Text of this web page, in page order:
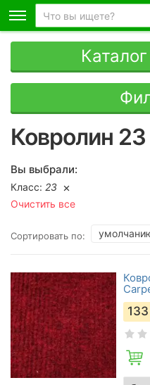
Ковролин 23
Вы выбрали:
Класс: 23
Очистить все
Сортировать по:
133